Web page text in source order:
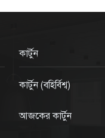
কার্টুন
কার্টুন (বহির্বিশ্ব)
আজকের কার্টুন